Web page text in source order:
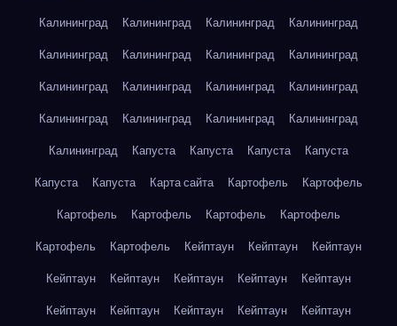
Калининград
Калининград Калининград
Калининград
Калининград
Калининград Калининград
Калининград
Калининград
Калининград Калининград
Калининград
Калининград
Калининград Калининград
Калининград
Калининград
Капуста Капуста Капуста
Капуста
Капуста
Капуста Карта сайта Картофель
Картофель
Картофель
Картофель Картофель
Картофель
Картофель
Картофель Кейптаун Кейптаун
Кейптаун
Кейптаун
Кейптаун Кейптаун Кейптаун
Кейптаун
Кейптаун
Кейптаун Кейптаун Кейптаун
Кейптаун